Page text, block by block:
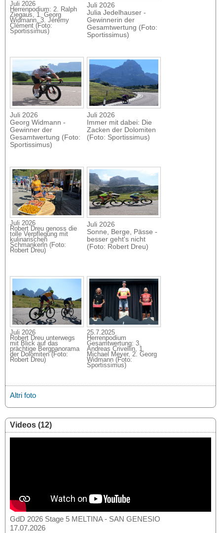
Juli 2026
Herrenpodium: 2. Ralph
Ziegaus, 1. Georg
Widmann, 3. Jérémy
Clément (Foto:
Sportissimus)
Juli 2026
Julia Jedelhauser -
Gewinnerin der
Gesamtwertung (Foto:
Sportissimus)
Juli 2026
Georg Widmann -
Gewinner der
Gesamtwertung (Foto:
Sportissimus)
Juli 2026
Immer mit dabei: Die
Zacken der Dolomiten
(Foto: Sportissimus)
Juli 2026
Robert Dreu genoss die
tolle Verpflegung mit
kulinarischen
Schmankerln (Foto:
Robert Dreu)
Juli 2026
Sonne, Berge, Pässe -
besser geht's nicht
(Foto: Robert Dreu)
Juli 2026
Robert Dreu unterwegs
mit Blick auf das
prächtige Bergpanorama
der Dolomiten (Foto:
Robert Dreu)
25.7.2025
Herrenpodium
Gesamtwertung: 3.
Andreas Crivellin, 1.
Michael Meyer, 2. Georg
Widmann (Foto:
Sportissimus)
Altri foto
Videos (12)
GdD 2026 Stage 5 MELTINA - SAN GENESIO
17.07.2026